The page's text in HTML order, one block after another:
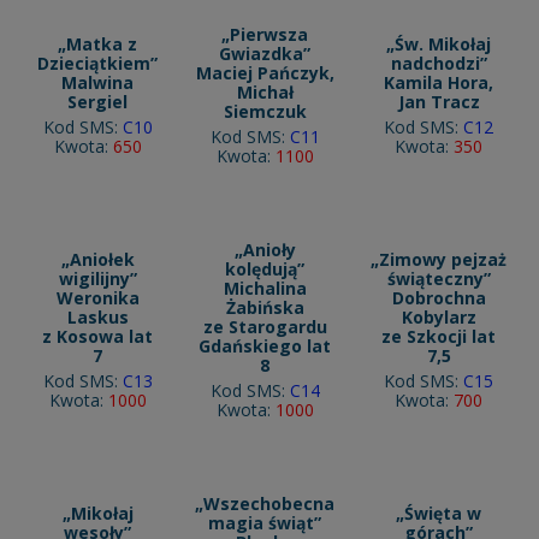
„Matka z
Dzieciątkiem”
Malwina
Sergiel
Kod SMS: C10
Kwota: 650
„Pierwsza
Gwiazdka”
Maciej Pańczyk,
Michał
Siemczuk
Kod SMS: C11
Kwota: 1100
„Św. Mikołaj
nadchodzi”
Kamila Hora,
Jan Tracz
Kod SMS: C12
Kwota: 350
„Aniołek
wigilijny”
Weronika
Laskus
z Kosowa lat
7
Kod SMS: C13
Kwota: 1000
„Anioły
kolędują”
Michalina
Żabińska
ze Starogardu
Gdańskiego lat
8
Kod SMS: C14
Kwota: 1000
„Zimowy pejzaż
świąteczny”
Dobrochna
Kobylarz
ze Szkocji lat
7,5
Kod SMS: C15
Kwota: 700
„Mikołaj
wesoły”
„Wszechobecna
magia świąt”
„Święta w
górach”